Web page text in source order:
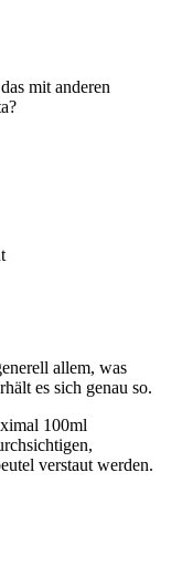
mit anderen
allem, was
es sich genau so.
100ml
verstaut werden.